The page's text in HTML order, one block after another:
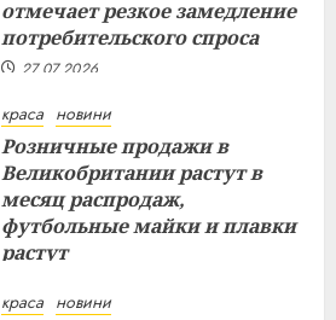
отмечает резкое замедление
потребительского спроса
27.07.2026
краса новини
Розничные продажи в
Великобритании растут в
месяц распродаж,
футбольные майки и плавки
растут
краса новини